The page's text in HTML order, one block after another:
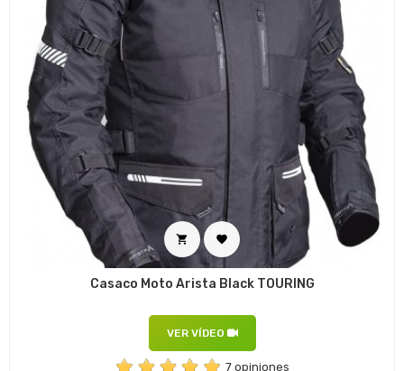
 
Casaco Moto Arista Black TOURING
VER VÍDEO
7 opiniones